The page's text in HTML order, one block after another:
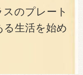
のプレート
生活を始め